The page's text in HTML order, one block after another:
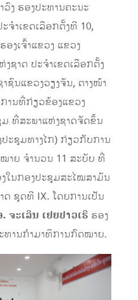
ງ ຮອງປະທານຄະນະ
ຈໍາເຂດເລືອກຕັ້ງທີ 10,
ງເຈົ້າແຂວງ ແຂວງ
ຊາດ ປະຈໍາເຂດເລືອກຕັ້ງ
ຊົນແຂວງວຽງຈັນ, ຕາງໜ້າ
ານທີ່ກ່ຽວຂ້ອງແຂວງ
ທີ່ສະພາແຫ່ງຊາດຈັດຂຶ້ນ
ະຊຸມທາງໄກ) ກ່ຽວກັບການ
າຍ ຈໍານວນ 11 ສະບັບ ທີ່
ໃນກອງປະຊຸມສະໄໝສາມັນ
ດ ຊຸດທີ IX. ໂດຍການເປັນ
ຈະເລີນ ເຢຍປາວເຮີ ຮອງ
ທານກໍາມາທິການກົດໝາຍ.